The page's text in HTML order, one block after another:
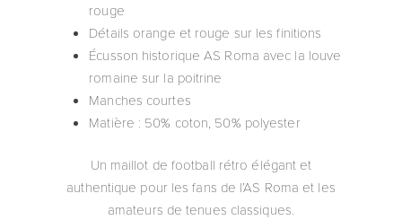
rouge
Détails orange et rouge sur les finitions
Écusson historique AS Roma avec la louve
romaine sur la poitrine
Manches courtes
Matière : 50% coton, 50% polyester
Un maillot de football rétro élégant et
authentique pour les fans de l’AS Roma et les
amateurs de tenues classiques.